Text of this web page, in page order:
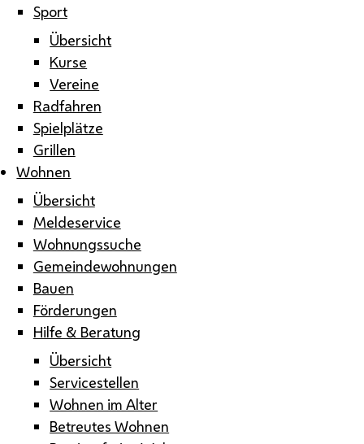
Sport
Übersicht
Kurse
Vereine
Radfahren
Spielplätze
Grillen
Wohnen
Übersicht
Meldeservice
Wohnungssuche
Gemeindewohnungen
Bauen
Förderungen
Hilfe & Beratung
Übersicht
Servicestellen
Wohnen im Alter
Betreutes Wohnen